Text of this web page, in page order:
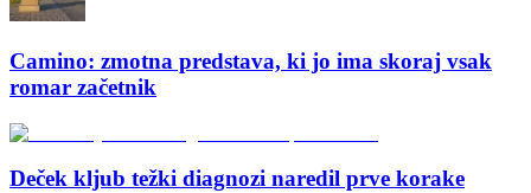
Camino: zmotna predstava, ki jo ima skoraj vsak
romar začetnik
Deček kljub težki diagnozi naredil prve korake